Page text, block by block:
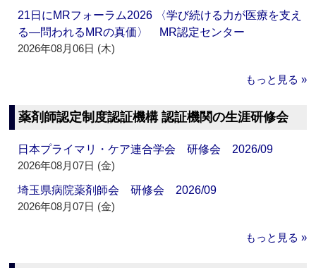
21日にMRフォーラム2026 〈学び続ける力が医療を支え
る―問われるMRの真価〉 MR認定センター
2026年08月06日 (木)
もっと見る »
薬剤師認定制度認証機構 認証機関の生涯研修会
日本プライマリ・ケア連合学会 研修会 2026/09
2026年08月07日 (金)
埼玉県病院薬剤師会 研修会 2026/09
2026年08月07日 (金)
もっと見る »